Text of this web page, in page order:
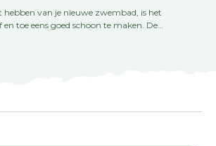
hebben van je nieuwe zwembad, is het
toe eens goed schoon te maken. De
je hierbij. Ze vissen al het blad uit het